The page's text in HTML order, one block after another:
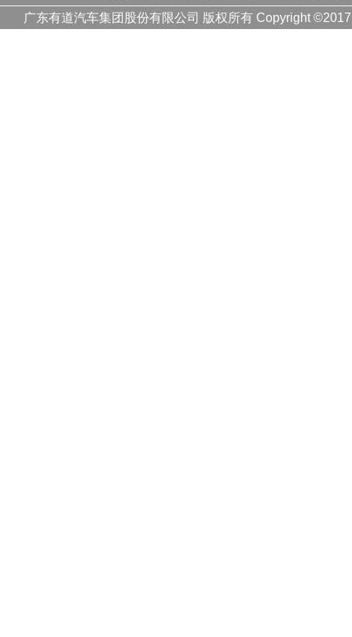
广东有道汽车集团股份有限公司 版权所有 Copyright